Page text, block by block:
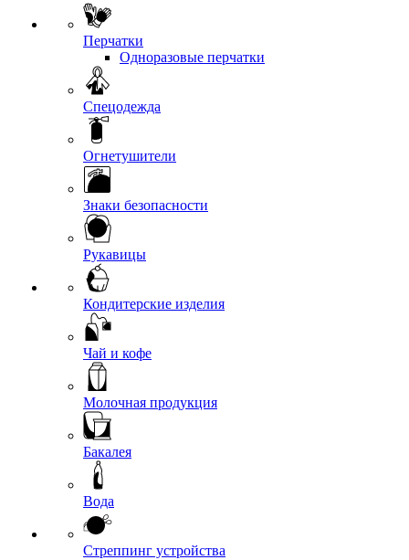
Перчатки
Одноразовые перчатки
Спецодежда
Огнетушители
Знаки безопасности
Рукавицы
Кондитерские изделия
Чай и кофе
Молочная продукция
Бакалея
Вода
Стреппинг устройства